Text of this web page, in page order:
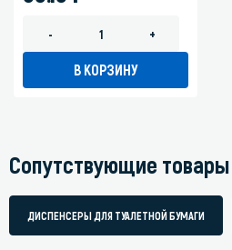
- +
В КОРЗИНУ
Сопутствующие товары
ДИСПЕНСЕРЫ ДЛЯ ТУАЛЕТНОЙ БУМАГИ